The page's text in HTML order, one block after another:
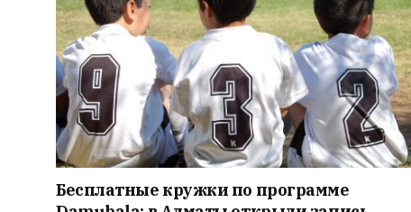
Бесплатные кружки по программе